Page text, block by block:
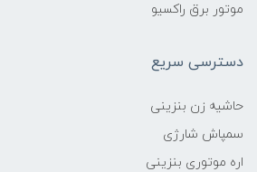
موتور برق راکسیو
دسترسی سریع
حاشیه زن بنزینی
سمپاش شارژی
اره موتوری بنزینی